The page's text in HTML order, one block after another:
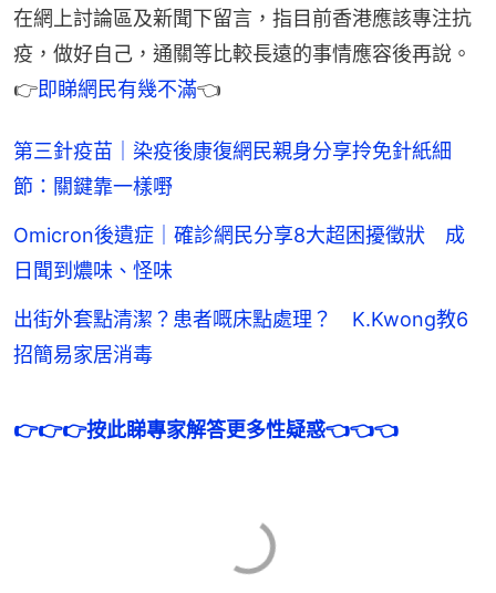
在網上討論區及新聞下留言，指目前香港應該專注抗
疫，做好自己，通關等比較長遠的事情應容後再說。
👉即睇網民有幾不滿👈
第三針疫苗｜染疫後康復網民親身分享拎免針紙細
節：關鍵靠一樣嘢
Omicron後遺症｜確診網民分享8大超困擾徵狀 成
日聞到燶味、怪味
出街外套點清潔？患者嘅床點處理？ K.Kwong教6
招簡易家居消毒
👉👉👉按此睇專家解答更多性疑惑👈👈👈